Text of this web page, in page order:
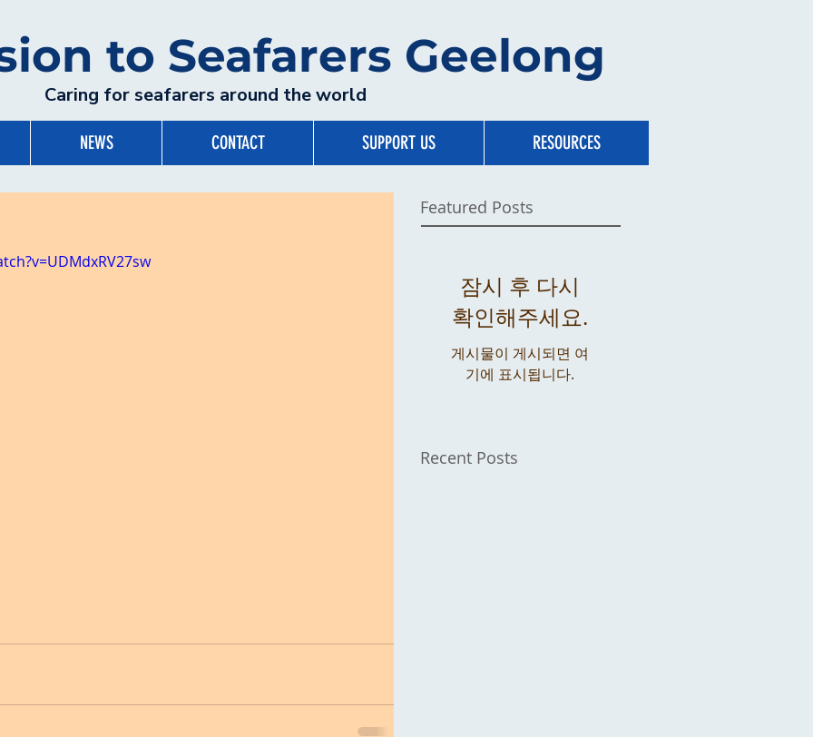
Caring for seafarers around the world
to Seafarers Geelong
NEWS CONTACT SUPPORT US RESOURCES
Featured Posts
잠시 후 다시
확인해주세요.
게시물이 게시되면 여
기에 표시됩니다.
Recent Posts